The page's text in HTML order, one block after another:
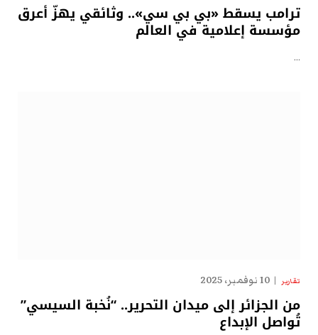
ترامب يسقط «بي بي سي».. وثائقي يهزّ أعرق
مؤسسة إعلامية في العالم
…
تقارير 10 نوفمبر، 2025
من الجزائر إلى ميدان التحرير.. “نُخبة السيسي”
تُواصل الإبداع